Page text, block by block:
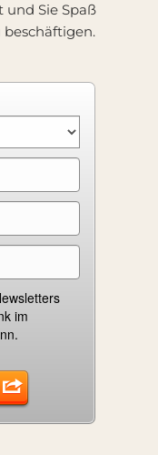
Sie Spaß